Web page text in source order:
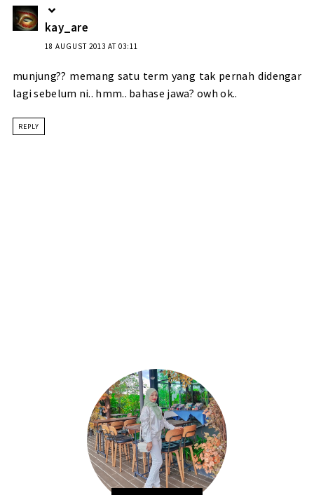
kay_are
18 AUGUST 2013 AT 03:11
munjung?? memang satu term yang tak pernah didengar
lagi sebelum ni.. hmm.. bahase jawa? owh ok..
REPLY